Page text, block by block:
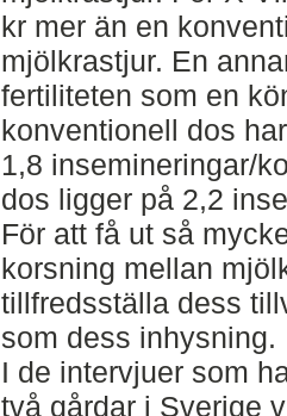
kr mer än en
mjölkrastjur. En
fertiliteten som en
konventionell dos
1,8 insemineringar/
dos ligger på 2,2
För att få ut så
korsning mellan
tillfredsställa dess
som dess inhysning.
I de intervjuer som
två gårdar i Sverige